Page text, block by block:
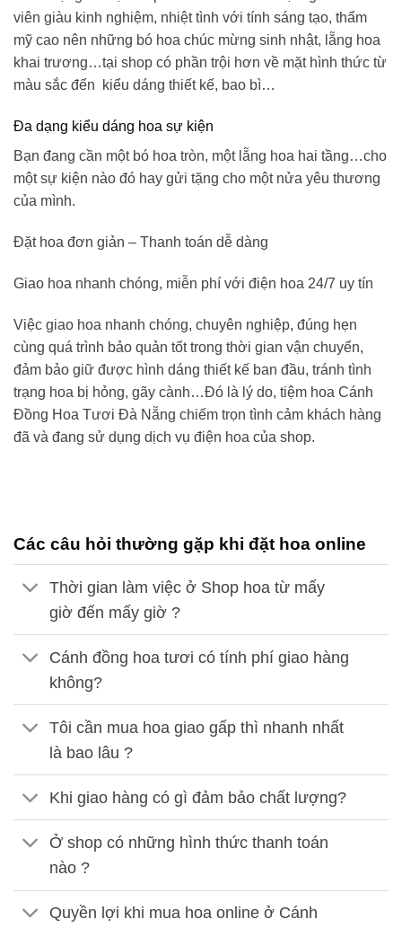
viên giàu kinh nghiệm, nhiệt tình với tính sáng tạo, thẩm
mỹ cao nên những bó hoa chúc mừng sinh nhật, lẵng hoa
khai trương…tại shop có phần trội hơn về mặt hình thức từ
màu sắc đến kiểu dáng thiết kế, bao bì…
Đa dạng kiểu dáng hoa sự kiện
Bạn đang cần một bó hoa tròn, một lẵng hoa hai tầng…cho
một sự kiện nào đó hay gửi tặng cho một nửa yêu thương
của mình.
Đặt hoa đơn giản – Thanh toán dễ dàng
Giao hoa nhanh chóng, miễn phí với điện hoa 24/7 uy tín
Việc giao hoa nhanh chóng, chuyên nghiệp, đúng hẹn
cùng quá trình bảo quản tốt trong thời gian vận chuyển,
đảm bảo giữ được hình dáng thiết kế ban đầu, tránh tình
trạng hoa bị hỏng, gãy cành…Đó là lý do, tiệm hoa Cánh
Đồng Hoa Tươi Đà Nẵng chiếm trọn tình cảm khách hàng
đã và đang sử dụng dịch vụ điện hoa của shop.
Các câu hỏi thường gặp khi đặt hoa online
Thời gian làm việc ở Shop hoa từ mấy
giờ đến mấy giờ ?
Cánh đồng hoa tươi có tính phí giao hàng
không?
Tôi cần mua hoa giao gấp thì nhanh nhất
là bao lâu ?
Khi giao hàng có gì đảm bảo chất lượng?
Ở shop có những hình thức thanh toán
nào ?
Quyền lợi khi mua hoa online ở Cánh